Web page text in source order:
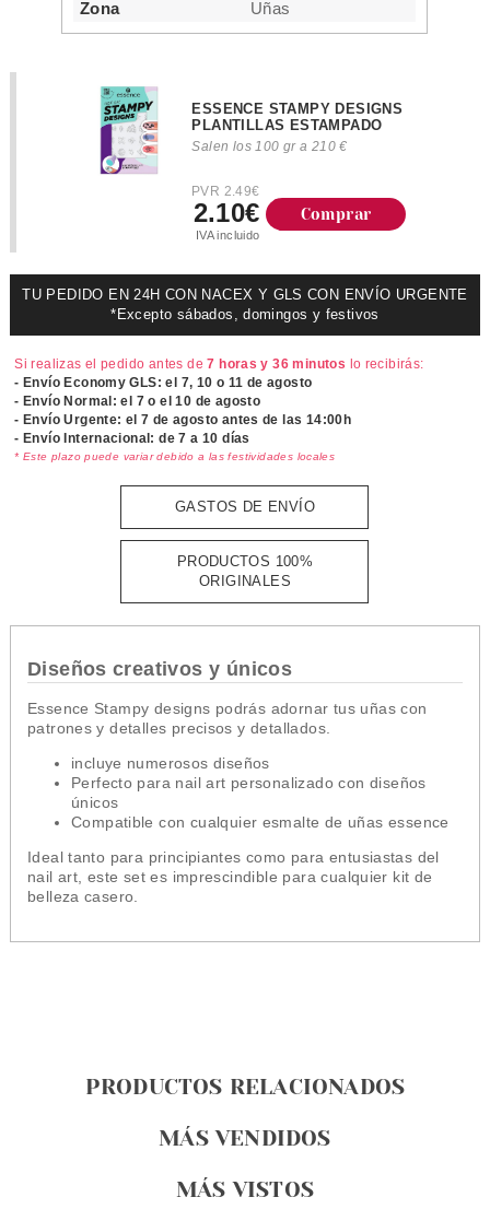
Zona
Uñas
ESSENCE STAMPY DESIGNS
PLANTILLAS ESTAMPADO
Salen los 100 gr a 210 €
PVR 2.49€
2.10€
IVA incluido
Comprar
TU PEDIDO EN 24H CON NACEX Y GLS CON ENVÍO URGENTE
*Excepto sábados, domingos y festivos
Si realizas el pedido antes de7 horas y 36 minutos lo recibirás:
- Envío Economy GLS: el 7, 10 o 11 de agosto
- Envío Normal: el 7 o el 10 de agosto
- Envío Urgente: el7 de agosto antes de las 14:00h
- Envío Internacional: de 7 a 10 días
* Este plazo puede variar debido a las festividades locales
GASTOS DE ENVÍO
PRODUCTOS 100%
ORIGINALES
Diseños creativos y únicos
Essence Stampy designs podrás adornar tus uñas con
patrones y detalles precisos y detallados.
incluye numerosos diseños
Perfecto para nail art personalizado con diseños
únicos
Compatible con cualquier esmalte de uñas essence
Ideal tanto para principiantes como para entusiastas del
nail art, este set es imprescindible para cualquier kit de
belleza casero.
PRODUCTOS RELACIONADOS
MÁS VENDIDOS
MÁS VISTOS